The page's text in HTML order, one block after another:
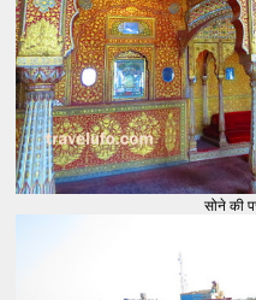
सोने की